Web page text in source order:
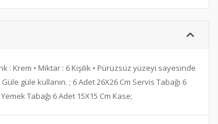
: Krem • Miktar : 6 Kişilik • Pürüzsüz yüzeyi sayesinde
güle kullanın. ; 6 Adet 26X26 Cm Servis Tabağı 6
Tabağı 6 Adet 15X15 Cm Kase;